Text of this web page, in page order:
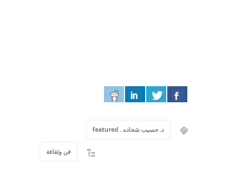
د. حسيب شحاده . featured
فن وثقافة